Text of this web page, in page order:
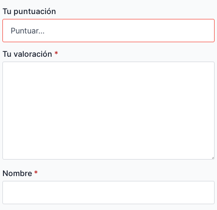
Tu puntuación
Tu valoración *
Nombre *